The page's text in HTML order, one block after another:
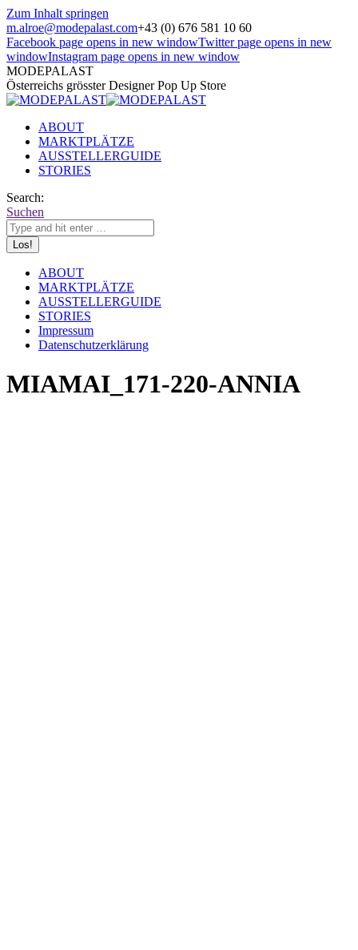
Zum Inhalt springen
m.alroe@modepalast.com+43 (0) 676 581 10 60
Facebook page opens in new windowTwitter page opens in new
windowInstagram page opens in new window
MODEPALAST
Österreichs grösster Designer Pop Up Store
ABOUT
MARKTPLÄTZE
AUSSTELLERGUIDE
STORIES
Search:
Suchen
ABOUT
MARKTPLÄTZE
AUSSTELLERGUIDE
STORIES
Impressum
Datenschutzerklärung
MIAMAI_171-220-ANNIA